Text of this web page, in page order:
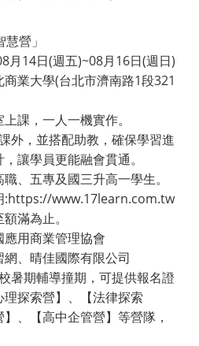
營」
月14日(週五)~08月16日(週日)
業大學(台北市濟南路1段321
課，一人一機實作。
外，並搭配助教，確保學習進
讓學員更能融會貫通。
、五專及國三升高一學生。
:https://www.17learn.com.tw
滿為止。
用商業管理協會
、晴佳國際有限公司
暑期輔導撞期，可提供報名證
探索營】、【法律探索
、【高中企管營】等營隊，